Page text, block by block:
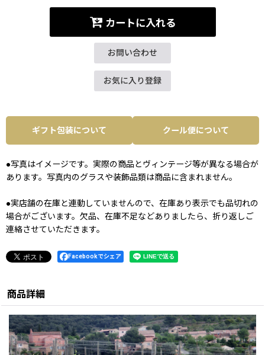
カートに入れる
お問い合わせ
お気に入り登録
ギフト包装について クール便について
●写真はイメージです。実際の商品とヴィンテージ等が異なる場合が
あります。写真内のグラスや装飾品類は商品に含まれません。
●実店舗の在庫と連動していませんので、在庫あり表示でも品切れの
場合がございます。欠品、在庫不足などありましたら、折り返しご
連絡させていただきます。
Facebookでシェア
商品詳細